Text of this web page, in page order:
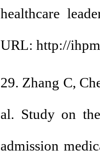
healthcare
URL: http://
29. Zhang C,
al. Study on
admission